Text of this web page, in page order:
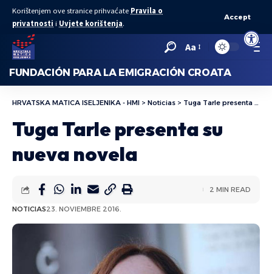
Abrir
Korištenjem ove stranice prihvaćate Pravila o
privatnosti i Uvjete korištenja.
Accept
Aa
FUNDACIÓN PARA LA EMIGRACIÓN CROATA
HRVATSKA MATICA ISELJENIKA - HMI > Noticias > Tuga Tarle presenta su nueva novela
Tuga Tarle presenta su
nueva novela
NOTICIAS23. NOVIEMBRE 2016.
2 MIN READ